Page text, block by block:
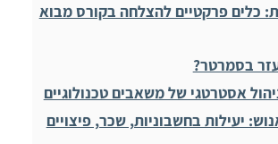
כלים פרקטיים להצלחה בקורס מבוא
בסמרטר?
אסטרטגי של משאבים טכנולוגיים
יעילות בחשבוניות, שכר, פיצויים